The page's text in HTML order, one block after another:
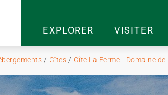
EXPLORER VISITER
/ Gîtes / Gîte La Ferme - Domaine